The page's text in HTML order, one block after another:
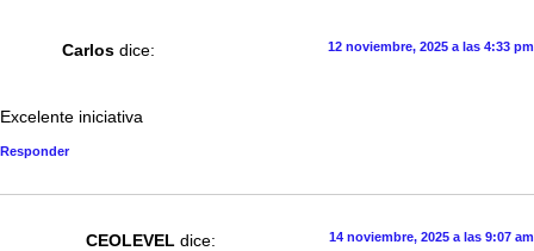
Carlos dice: 12 noviembre, 2025 a las 4:33 pm
Excelente iniciativa
Responder
CEOLEVEL dice: 14 noviembre, 2025 a las 9:07 am